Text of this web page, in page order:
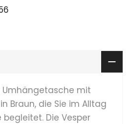
Umhängetasche mit
Braun, die Sie im Alltag
Die Vesper